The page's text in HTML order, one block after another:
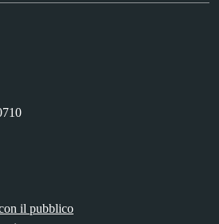
il pubblico